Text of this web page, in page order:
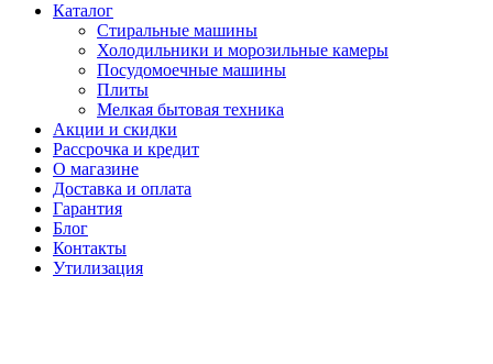
Каталог
Стиральные машины
Холодильники и морозильные камеры
Посудомоечные машины
Плиты
Мелкая бытовая техника
Акции и скидки
Рассрочка и кредит
О магазине
Доставка и оплата
Гарантия
Блог
Контакты
Утилизация